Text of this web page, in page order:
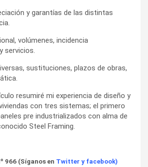
y garantías de las distintas
volúmenes, incidencia
servicios.
sustituciones, plazos de obras,
resumiré mi experiencia de diseño y
con tres sistemas; el primero
pre industrializados con alma de
Steel Framing.
966 (Síganos en Twitter y facebook)